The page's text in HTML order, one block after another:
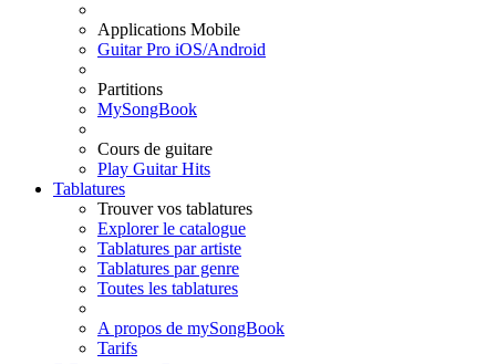
Applications Mobile
Guitar Pro iOS/Android
Partitions
MySongBook
Cours de guitare
Play Guitar Hits
Tablatures
Trouver vos tablatures
Explorer le catalogue
Tablatures par artiste
Tablatures par genre
Toutes les tablatures
A propos de mySongBook
Tarifs